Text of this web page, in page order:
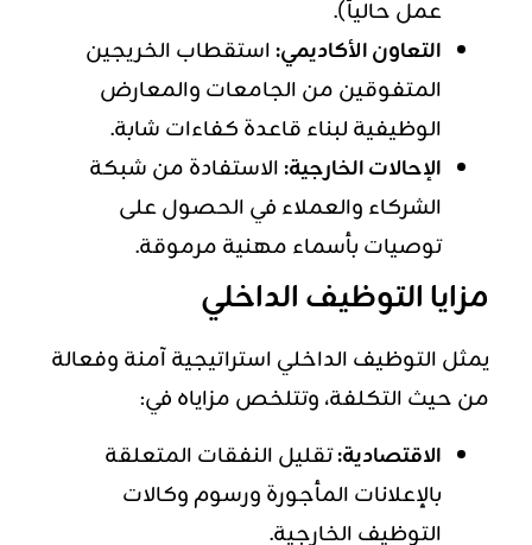
عمل حالياً).
التعاون الأكاديمي:استقطاب الخريجين
المتفوقين من الجامعات والمعارض
الوظيفية لبناء قاعدة كفاءات شابة.
الإحالات الخارجية:الاستفادة من شبكة
الشركاء والعملاء في الحصول على
توصيات بأسماء مهنية مرموقة.
مزايا التوظيف الداخلي
يمثل التوظيف الداخلي استراتيجية آمنة وفعالة
من حيث التكلفة، وتتلخص مزاياه في:
الاقتصادية:تقليل النفقات المتعلقة
بالإعلانات المأجورة ورسوم وكالات
التوظيف الخارجية.